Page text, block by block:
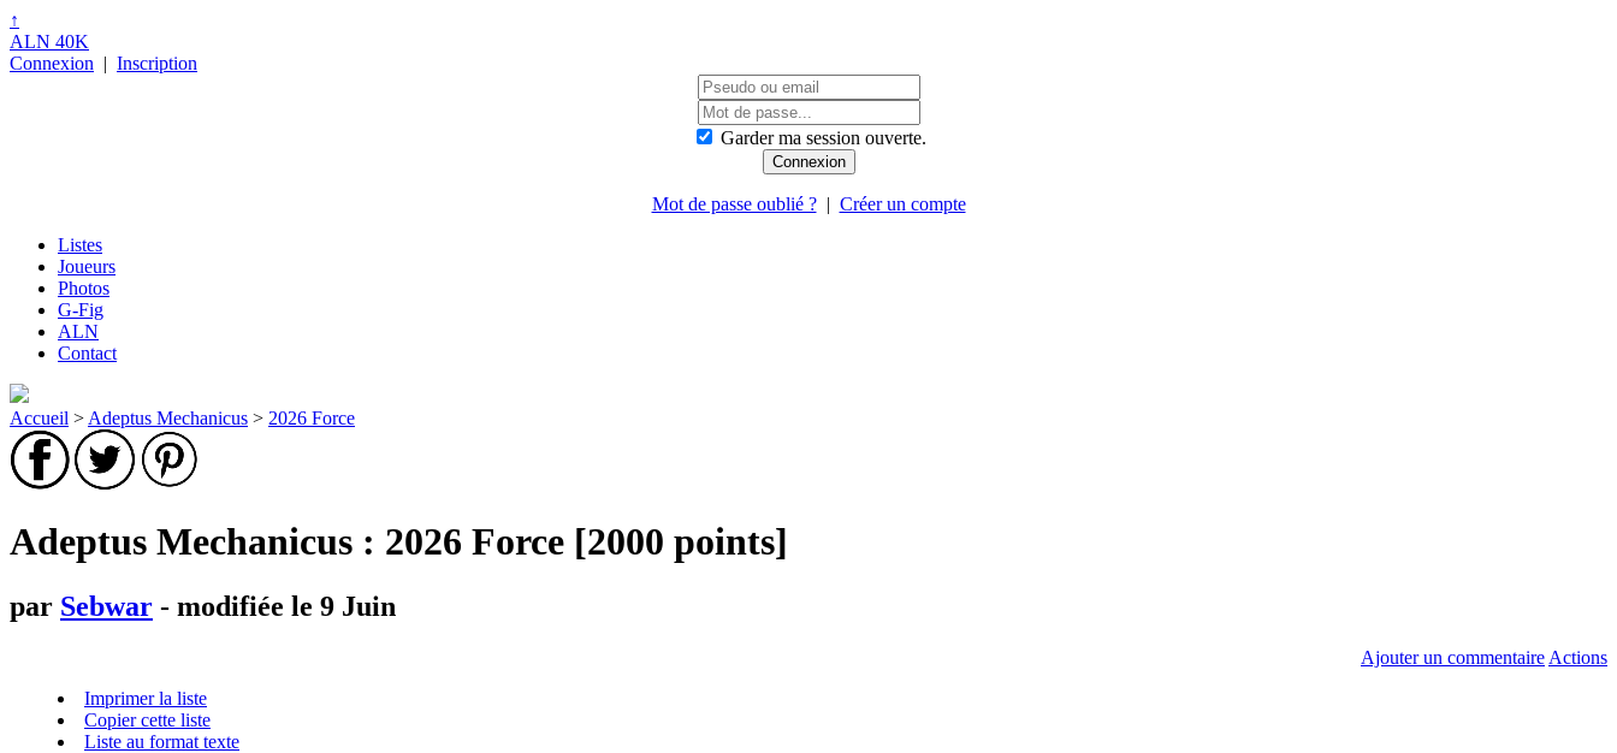
↑
ALN 40K
Connexion | Inscription
Garder ma session ouverte.
Mot de passe oublié ?| Créer un compte
Listes
Joueurs
Photos
G-Fig
ALN
Contact
Accueil > Adeptus Mechanicus > 2026 Force
Adeptus Mechanicus : 2026 Force [2000 points]
par Sebwar - modifiée le 9 Juin
Ajouter un commentaire Actions
Imprimer la liste
Copier cette liste
Liste au format texte